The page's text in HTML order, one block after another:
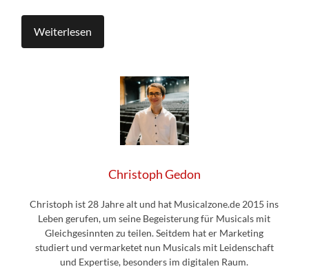
Weiterlesen
Christoph Gedon
Christoph ist 28 Jahre alt und hat Musicalzone.de 2015 ins
Leben gerufen, um seine Begeisterung für Musicals mit
Gleichgesinnten zu teilen. Seitdem hat er Marketing
studiert und vermarketet nun Musicals mit Leidenschaft
und Expertise, besonders im digitalen Raum.